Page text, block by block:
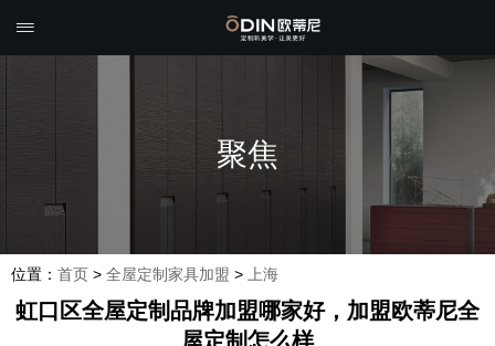

聚焦
位置： 首页 > 全屋定制家具加盟 > 上海
虹口区全屋定制品牌加盟哪家好，加盟欧蒂尼全
屋定制怎么样